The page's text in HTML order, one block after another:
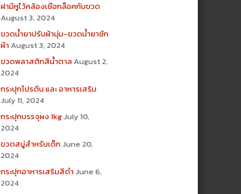
ฝามีหูไว้คล้องเชือกล็อคกับขวด
August 3, 2024
ขวดน้ำยาปรับผ้านุ่ม-ขวดน้ำยาซัก
ผ้าAugust 3, 2024
ขวดพลาสติกสีน้ำตาลAugust 2,
2024
กระปุกโปรตีน และ อาหารเสริม
July 11, 2024
กระปุกบรรจุผง 1kgJuly 10,
2024
ขวดสบู่สำหรับเด็กJune 20,
2024
กระปุกอาหารเสริมสีดำJune 6,
2024